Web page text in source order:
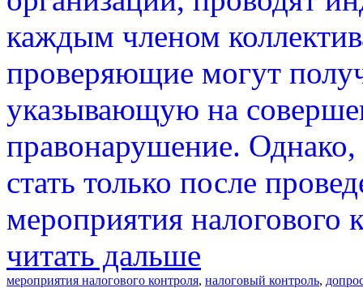
каждым членом
проверяющие могут
указывающую на
правонарушение. Однако,
стать только после
мероприятия налогового
читать дальше
мероприятия налогового контроля, налоговый контроль,